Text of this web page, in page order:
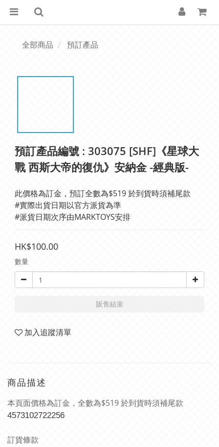
全部商品 預訂產品
預訂產品編號 : 303075 [SHF]《星球大
戰 西斯大帝的復仇》安納金 -經典版-
此價格為訂金，預訂全數為$519 於到貨時須補尾款
#實際出貨日期以官方派貨為準
#派貨日期次序由MARKTOYS安排
HK$100.00
數量
販售結束
加入追蹤清單
商品描述
本頁面價格為訂金，全數為$519 於到貨時須補尾款
4573102722256
訂貨條款